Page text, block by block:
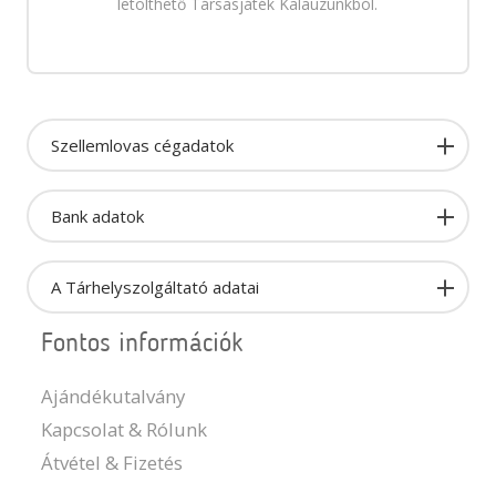
Szellemlovas cégadatok
Bank adatok
A Tárhelyszolgáltató adatai
Fontos információk
Ajándékutalvány
Kapcsolat & Rólunk
Átvétel & Fizetés